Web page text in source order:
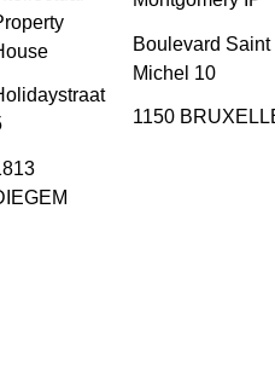
Boulevard Saint
Michel 10
1150